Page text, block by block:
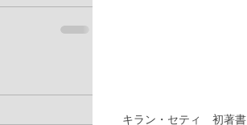
キラン・セティ 初著書